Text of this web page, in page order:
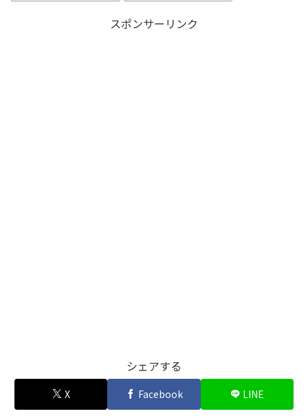
スポンサーリンク
シェアする
X Facebook LINE